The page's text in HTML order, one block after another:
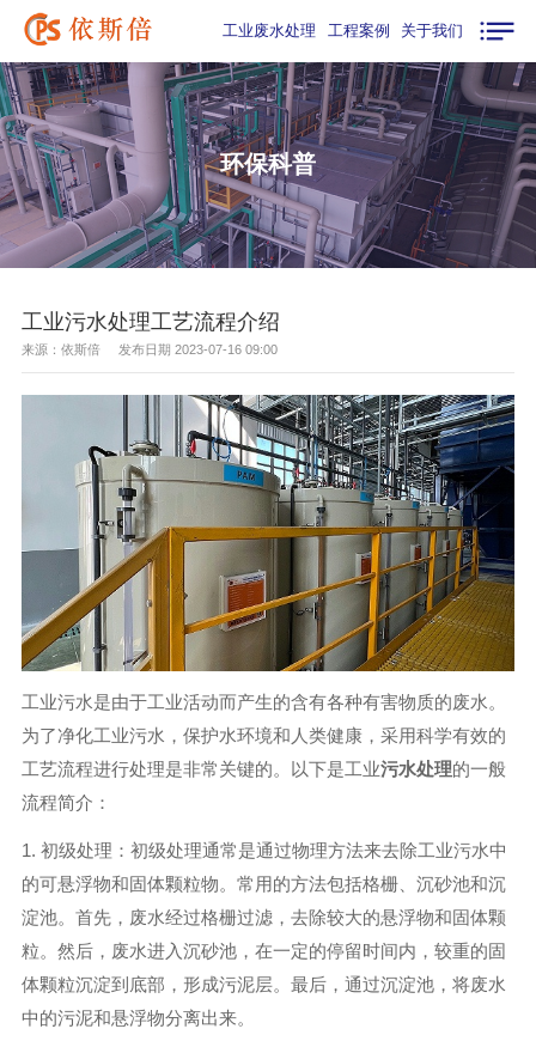
工业废水处理 工程案例 关于我们
环保科普
工业污水处理工艺流程介绍
来源：依斯倍 发布日期 2023-07-16 09:00
工业污水是由于工业活动而产生的含有各种有害物质的废水。
为了净化工业污水，保护水环境和人类健康，采用科学有效的
工艺流程进行处理是非常关键的。以下是工业污水处理的一般
流程简介：
1. 初级处理：初级处理通常是通过物理方法来去除工业污水中
的可悬浮物和固体颗粒物。常用的方法包括格栅、沉砂池和沉
淀池。首先，废水经过格栅过滤，去除较大的悬浮物和固体颗
粒。然后，废水进入沉砂池，在一定的停留时间内，较重的固
体颗粒沉淀到底部，形成污泥层。最后，通过沉淀池，将废水
中的污泥和悬浮物分离出来。